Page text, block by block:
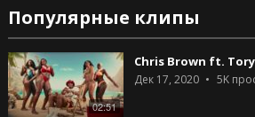
Популярные клипы
02:51
Chris Brown ft.
Дек 17, 2020 5K